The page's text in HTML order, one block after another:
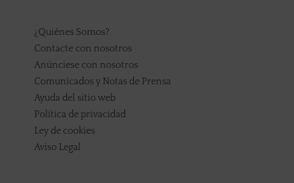
¿Quiénes Somos?
Contacte con nosotros
Anúnciese con nosotros
Comunicados y Notas de Prensa
Ayuda del sitio web
Política de privacidad
Ley de cookies
Aviso Legal